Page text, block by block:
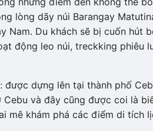
lòng dãy núi Barangay
Nam. Du khách sẽ bị cuốn hút
động leo núi, treckking phiêu
được dựng lên tại thành phố
Cebu và đây cũng được coi là
mê khám phá các điểm di tích